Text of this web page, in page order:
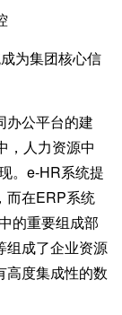
为集团核心信
办公平台的建
，人力资源中
。e-HR系统提
而在ERP系统
的重要组成部
组成了企业资源
高度集成性的数